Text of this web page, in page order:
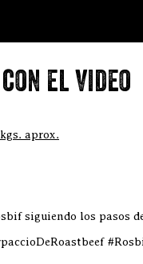
el video
aprox.
siguiendo los pasos